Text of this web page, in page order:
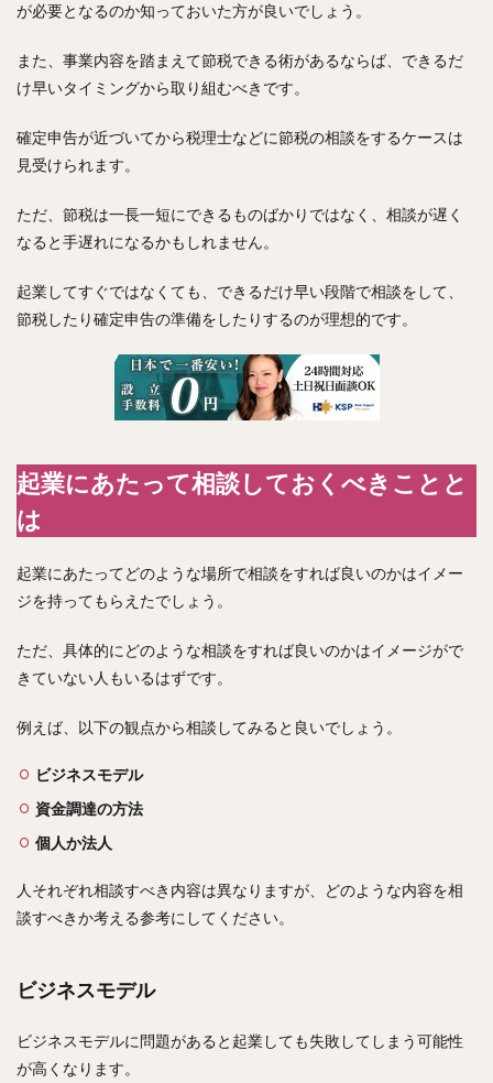
が必要となるのか知っておいた方が良いでしょう。
また、事業内容を踏まえて節税できる術があるならば、できるだ
け早いタイミングから取り組むべきです。
確定申告が近づいてから税理士などに節税の相談をするケースは
見受けられます。
ただ、節税は一長一短にできるものばかりではなく、相談が遅く
なると手遅れになるかもしれません。
起業してすぐではなくても、できるだけ早い段階で相談をして、
節税したり確定申告の準備をしたりするのが理想的です。
起業にあたって相談しておくべきことと
は
起業にあたってどのような場所で相談をすれば良いのかはイメー
ジを持ってもらえたでしょう。
ただ、具体的にどのような相談をすれば良いのかはイメージがで
きていない人もいるはずです。
例えば、以下の観点から相談してみると良いでしょう。
ビジネスモデル
資金調達の方法
個人か法人
人それぞれ相談すべき内容は異なりますが、どのような内容を相
談すべきか考える参考にしてください。
ビジネスモデル
ビジネスモデルに問題があると起業しても失敗してしまう可能性
が高くなります。